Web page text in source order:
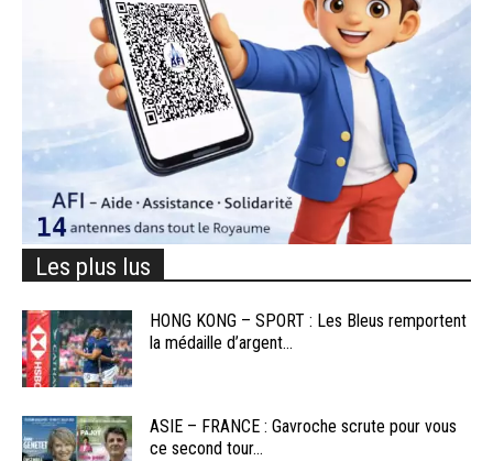
Les plus lus
HONG KONG – SPORT : Les Bleus remportent
la médaille d’argent...
ASIE – FRANCE : Gavroche scrute pour vous
ce second tour...